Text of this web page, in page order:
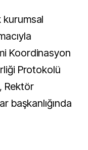
Koordinasyon
Protokolü
Rektör
başkanlığında